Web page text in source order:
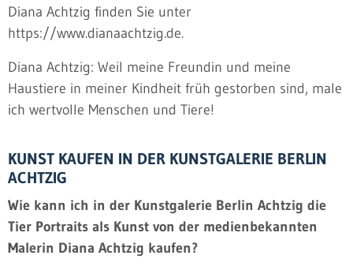
Diana Achtzig finden Sie unter
https://www.dianaachtzig.de.
Diana Achtzig: Weil meine Freundin und meine
Haustiere in meiner Kindheit früh gestorben sind, male
ich wertvolle Menschen und Tiere!
KUNST KAUFEN IN DER KUNSTGALERIE BERLIN
ACHTZIG
Wie kann ich in der Kunstgalerie Berlin Achtzig die
Tier Portraits als Kunst von der medienbekannten
Malerin Diana Achtzig kaufen?